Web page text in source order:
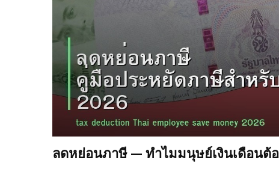
ลดหย่อนภาษี — ทำไมมนุษย์เงินเดือนต้